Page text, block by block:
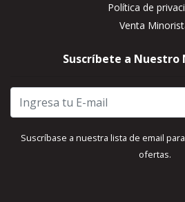
Política de
Venta
Suscríbete a
Suscríbase a nuestra lista de email
ofertas.